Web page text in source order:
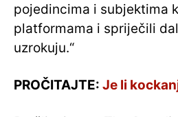
pojedincima i subjektima
platformama i spriječili
uzrokuju.“
PROČITAJTE: Je li